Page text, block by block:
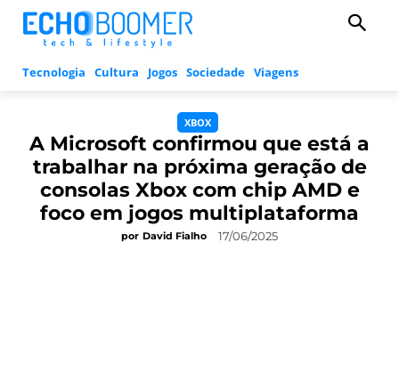
Tecnologia Cultura Jogos Sociedade Viagens
XBOX
A Microsoft confirmou que está a
trabalhar na próxima geração de
consolas Xbox com chip AMD e
foco em jogos multiplataforma
por David Fialho 17/06/2025